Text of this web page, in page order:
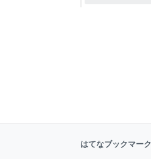
はてなブックマーク